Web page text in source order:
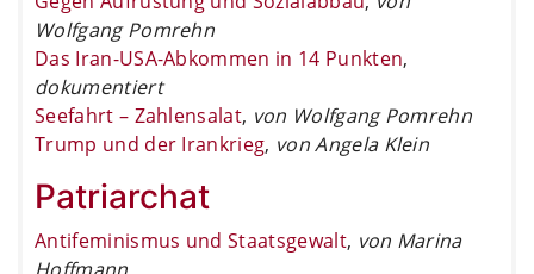
Wolfgang Pomrehn
Das Iran-USA-Abkommen in 14 Punkten,
dokumentiert
Seefahrt – Zahlensalat, von Wolfgang Pomrehn
Trump und der Irankrieg, von Angela Klein
Patriarchat
Antifeminismus und Staatsgewalt, von Marina